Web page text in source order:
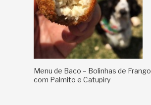
Menu de Baco – Bolinhas de Frango
com Palmito e Catupiry